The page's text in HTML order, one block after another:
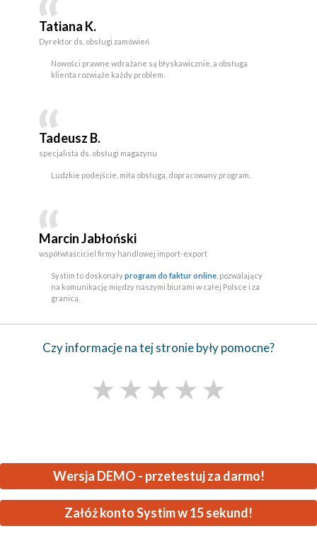
Tatiana K.
Dyrektor ds. obsługi zamówień
Nowości prawne wdrażane są błyskawicznie, a obsługa
klienta rozwiąże każdy problem.
Tadeusz B.
specjalista ds. obsługi magazynu
Ludzkie podejście, miła obsługa, dopracowany program.
Marcin Jabłoński
współwłaściciel firmy handlowej import-export
Systim to doskonałyprogram do faktur online, pozwalający
na komunikację między naszymi biurami w całej Polsce i za
granicą.
Czy informacje na tej stronie były pomocne?
★★★★★
Wersja DEMO - przetestuj za darmo!
Załóż konto Systim w 15 sekund!